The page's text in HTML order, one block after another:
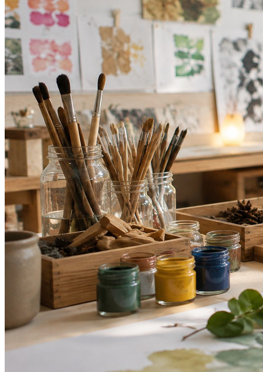
Fortaleza
Life Genomics recebe reconhecimento no Web Summit Rio